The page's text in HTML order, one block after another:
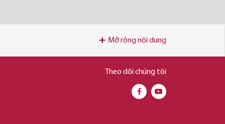
Mở rộng nội dung
Theo dõi chúng tôi